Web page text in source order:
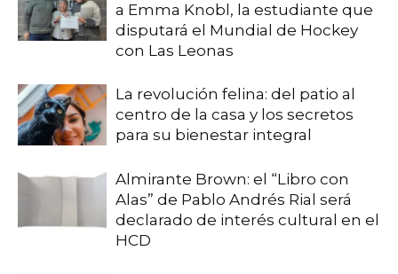
a Emma Knobl, la estudiante que
disputará el Mundial de Hockey
con Las Leonas
La revolución felina: del patio al
centro de la casa y los secretos
para su bienestar integral
Almirante Brown: el “Libro con
Alas” de Pablo Andrés Rial será
declarado de interés cultural en el
HCD